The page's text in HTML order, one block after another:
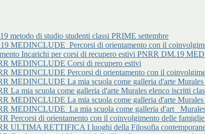
metodo di studio studenti classi PRIME settembre
MEDINCLUDE_Percorsi di orientamento con il
Incarichi per corsi di recupero estivi PNRR DM.19
MEDINCLUDE Corsi di recupero estivi
MEDINCLUDE Percorsi di orientamento con il
MEDINCLUDE La mia scuola come galleria d'arte
La mia scuola come galleria d'arte Murales elenco iscritti
MEDINCLUDE La mia scuola come galleria d'arte
MEDINCLUDE_La mia scuola come galleria d'art
Percorsi di orientamento con il coinvolgimento delle
ULTIMA RETTIFICA I luoghi della Filosofia